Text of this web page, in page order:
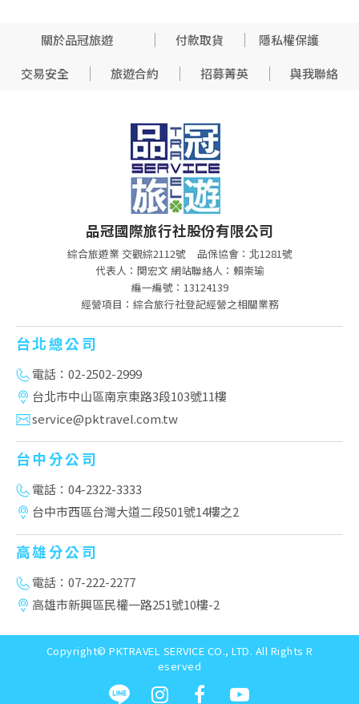
關於品冠旅遊 付款取貨
隱私權保護
交易安全
旅遊合約 招募菁英 與我聯絡
品冠國際旅行社股份有限公司
綜合旅遊業 交觀綜2112號
品保協會：北1281號
代表人：関宏文 網站聯絡人：賴崇瑜
編一編號：13124139
經營項目：綜合旅行社登記經營之相關業務
台北總公司
電話：02-2502-2999
台北市中山區南京東路3段103號11樓
service@pktravel.com.tw
台中分公司
電話：04-2322-3333
台中市西區台灣大道二段501號14樓之2
高雄分公司
電話：07-222-2277
高雄市新興區民權一路251號10樓-2
Copyright© PKTRAVEL SERVICE CO., LTD. All Rights R
eserved